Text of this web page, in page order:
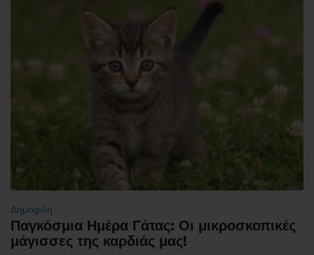
Δημοφιλή
Παγκόσμια Ημέρα Γάτας: Οι μικροσκοπικές
μάγισσες της καρδιάς μας!